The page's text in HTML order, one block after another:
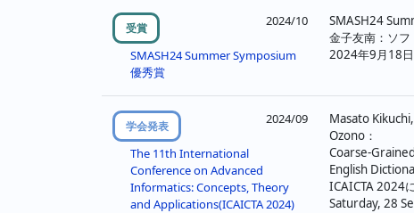
ジ
送
り
受賞 2024/10
SMASH24 Summer Symposium
優秀賞
SMASH24
金子友南：ソ
2024年9月18日
学会発表 2024/09
The 11th International
Conference on Advanced
Informatics: Concepts, Theory
and Applications(ICAICTA 2024)
Masato
Ozono：
Coarse-
English
ICAICTA 2024
Saturday, 28